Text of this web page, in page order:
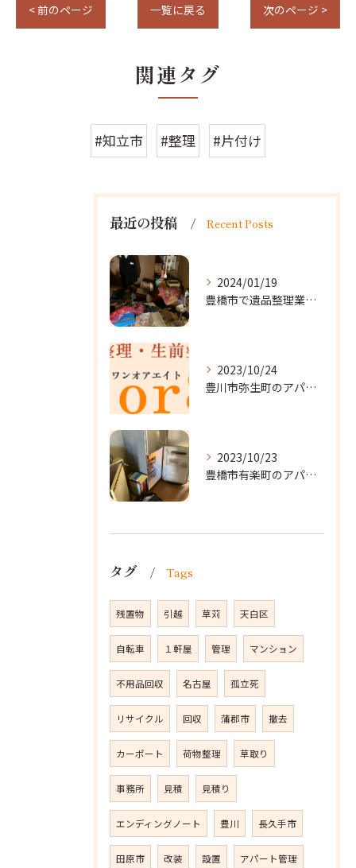
< 前のページ 一覧に戻る 次のページ >
関連タグ
#知立市 #整理 #片付け
最近の投稿 Recent Posts
2024/01/19
豊橋市で遺品整理業者をお探しなら｜心を込めたサービスを
2023/10/24
豊川市弥生町のアパート改装に向かいました。
2023/10/23
豊橋市有楽町のアパートに遺品整理に向かいました。
タグ Tags
残置物 引越 草苅 天白区
自転車 １軒屋 管理 マンション
不用品回収 名古屋 孤立死
リサイクル 回収 蒲郡市 撤去
カーポート 荷物整理 草取り
事務所 見積 見積り
エンディングノート 豊川 長久手市
田原市 改装 設置 アパート管理